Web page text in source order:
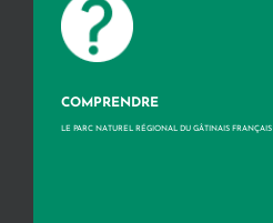
COMPRENDRE
LE PARC NATUREL RÉGIONAL DU GÂTINAIS FRANÇAIS